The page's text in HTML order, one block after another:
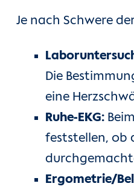
Je nach Schwere
Die
eine
Ruhe-EKG: Beim
feststellen, ob
Ergometrie/